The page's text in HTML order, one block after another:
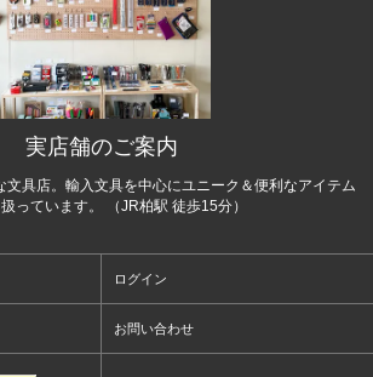
実店舗のご案内
文具店。輸入文具を中心にユニーク＆便利なアイテム
っています。 （JR柏駅 徒歩15分）
ログイン
お問い合わせ